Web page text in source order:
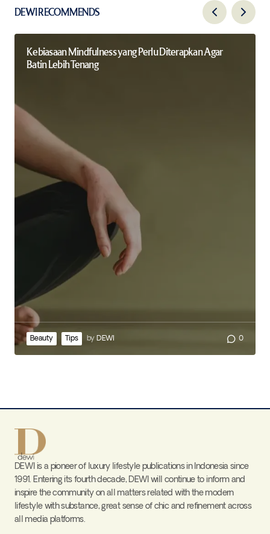
DEWI RECOMMENDS
Kebiasaan Mindfulness yang Perlu Diterapkan Agar
Batin Lebih Tenang
Beauty Tips by DEWI 0
DEWI is a pioneer of luxury lifestyle publications in Indonesia since
1991. Entering its fourth decade, DEWI will continue to inform and
inspire the community on all matters related with the modern
lifestyle with substance, great sense of chic and refinement across
all media platforms.